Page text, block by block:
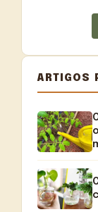
ARTIGOS